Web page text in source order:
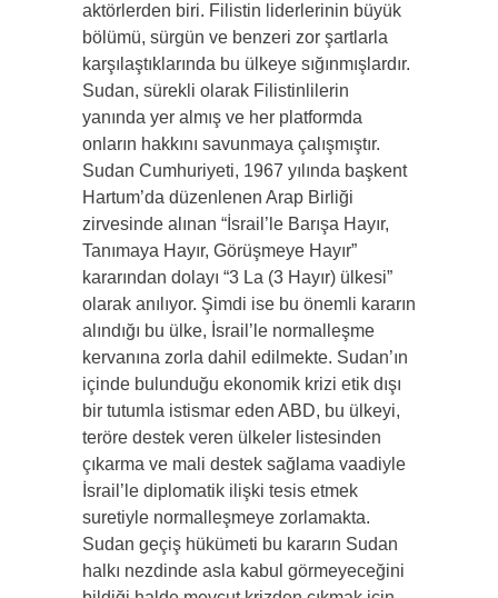
aktörlerden biri. Filistin liderlerinin büyük
bölümü, sürgün ve benzeri zor şartlarla
karşılaştıklarında bu ülkeye sığınmışlardır.
Sudan, sürekli olarak Filistinlilerin
yanında yer almış ve her platformda
onların hakkını savunmaya çalışmıştır.
Sudan Cumhuriyeti, 1967 yılında başkent
Hartum’da düzenlenen Arap Birliği
zirvesinde alınan “İsrail’le Barışa Hayır,
Tanımaya Hayır, Görüşmeye Hayır”
kararından dolayı “3 La (3 Hayır) ülkesi”
olarak anılıyor. Şimdi ise bu önemli kararın
alındığı bu ülke, İsrail’le normalleşme
kervanına zorla dahil edilmekte. Sudan’ın
içinde bulunduğu ekonomik krizi etik dışı
bir tutumla istismar eden ABD, bu ülkeyi,
teröre destek veren ülkeler listesinden
çıkarma ve mali destek sağlama vaadiyle
İsrail’le diplomatik ilişki tesis etmek
suretiyle normalleşmeye zorlamakta.
Sudan geçiş hükümeti bu kararın Sudan
halkı nezdinde asla kabul görmeyeceğini